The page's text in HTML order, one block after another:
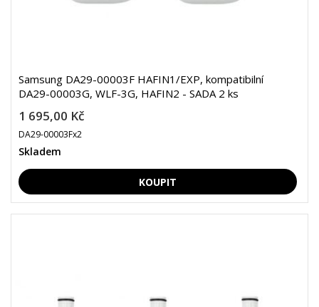
Samsung DA29-00003F HAFIN1/EXP, kompatibilní
DA29-00003G, WLF-3G, HAFIN2 - SADA 2 ks
1 695,00 Kč
DA29-00003Fx2
Skladem